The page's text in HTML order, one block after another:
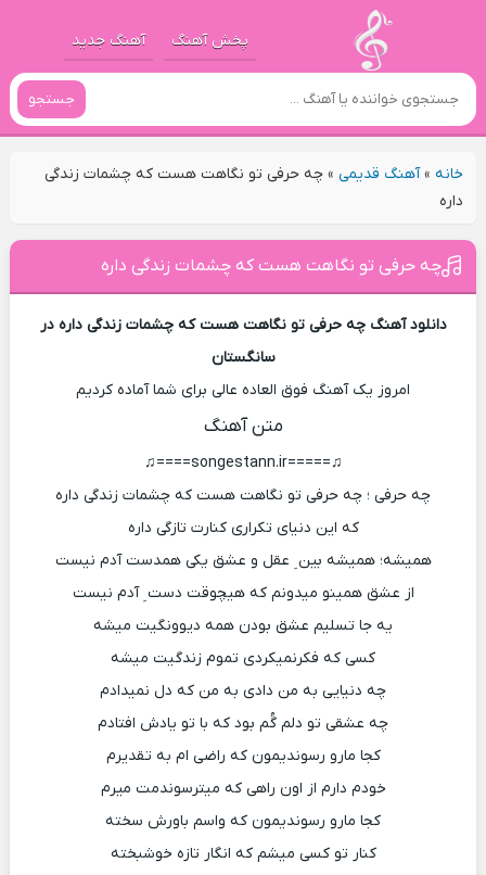
پخش آهنگ آهنگ جدید
جستجو
خانه»آهنگ قدیمی» چه حرفی تو نگاهت هست که چشمات زندگی
داره
چه حرفی تو نگاهت هست که چشمات زندگی داره
دانلود آهنگ چه حرفی تو نگاهت هست که چشمات زندگی داره در
سانگستان
امروز یک آهنگ فوق العاده عالی برای شما آماده کردیم
متن آهنگ
♫=====songestann.ir====♫
چه حرفی ؛ چه حرفی تو نگاهت هست که چشمات زندگی داره
که این دنیای تکراری کنارت تازگی داره
همیشه؛ همیشه بین ِ عقل و عشق یکی همدست آدم نیست
از عشق همینو میدونم که هیچوقت دست ِ آدم نیست
یه جا تسلیم عشق بودن همه دیوونگیت میشه
کسی که فکرنمیکردی تموم زندگیت میشه
چه دنیایی به من دادی به من که دل نمیدادم
چه عشقی تو دلم گُم بود که با تو یادش افتادم
کجا مارو رسوندیمون که راضی ام به تقدیرم
خودم دارم از اون راهی که میترسوندمت میرم
کجا مارو رسوندیمون که واسم باورش سخته
کنار تو کسی میشم که انگار تازه خوشبخته